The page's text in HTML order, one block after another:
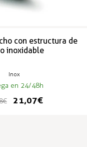
con estructura de
inoxidable
Inox
en 24/48h
€
21,07 €